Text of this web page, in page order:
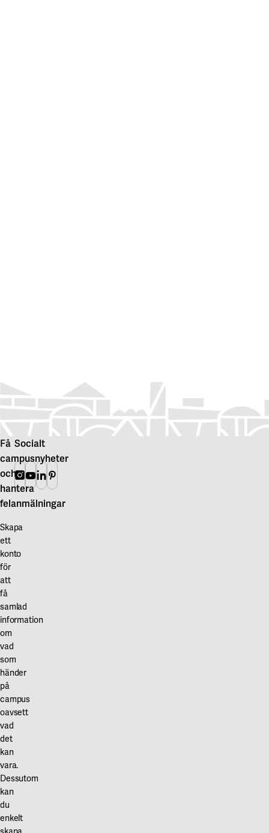
Få
campusnyheter
och
hantera
felanmälningar
Skapa
ett
konto
för
att
få
samlad
information
om
vad
som
händer
på
campus
oavsett
vad
det
kan
vara.
Dessutom
kan
du
enkelt
Socialt
Instagram
Youtube
Linkedin
Pinterest